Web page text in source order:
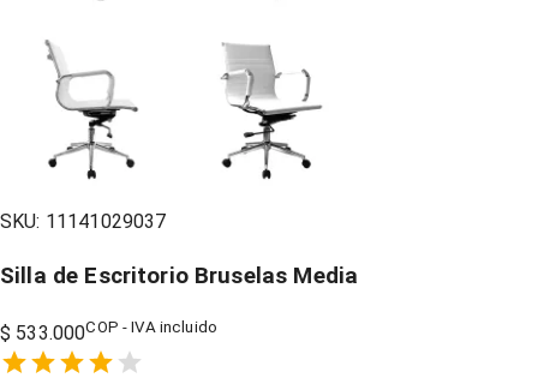
SKU: 11141029037
Silla de Escritorio Bruselas Media
$ 533.000COP - IVA incluido